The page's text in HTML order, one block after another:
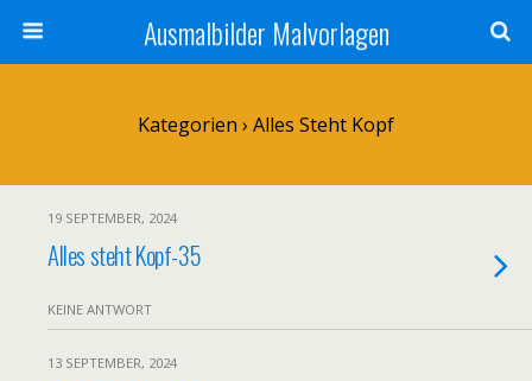
Ausmalbilder Malvorlagen
Kategorien › Alles Steht Kopf
19 SEPTEMBER, 2024
Alles steht Kopf-35
KEINE ANTWORT
13 SEPTEMBER, 2024